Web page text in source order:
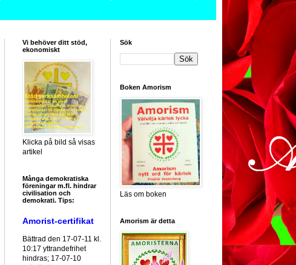
Vi behöver ditt stöd,
ekonomiskt
Klicka på bild så visas
artikel
Många demokratiska
föreningar m.fl. hindrar
civilisation och
demokrati. Tips:
Amorist-certifikat
Bättrad den 17-07-11 kl.
10:17 yttrandefrihet
hindras; 17-07-10
Sök
Boken Amorism
Läs om boken
Amorism är detta